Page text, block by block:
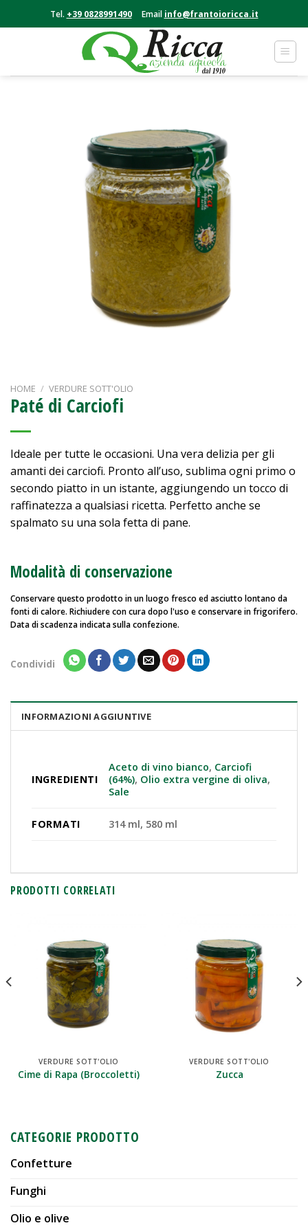
to
Tel. +39 0828991490 Email info@frantoioricca.it
HOME / VERDURE SOTT'OLIO
Paté di Carciofi
Ideale per tutte le occasioni. Una vera delizia per gli
amanti dei carciofi. Pronto all’uso, sublima ogni primo o
secondo piatto in un istante, aggiungendo un tocco di
raffinatezza a qualsiasi ricetta. Perfetto anche se
spalmato su una sola fetta di pane.
Modalità di conservazione
Conservare questo prodotto in un luogo fresco ed asciutto lontano da
fonti di calore. Richiudere con cura dopo l'uso e conservare in frigorifero.
Data di scadenza indicata sulla confezione.
Condividi
INFORMAZIONI AGGIUNTIVE
INGREDIENTI
Aceto di vino bianco, Carciofi
(64%), Olio extra vergine di oliva,
Sale
FORMATI 314 ml, 580 ml
PRODOTTI CORRELATI
VERDURE SOTT'OLIO
Cime di Rapa (Broccoletti)
VERDURE SOTT'OLIO
Zucca
CATEGORIE PRODOTTO
Confetture
Funghi
Olio e olive